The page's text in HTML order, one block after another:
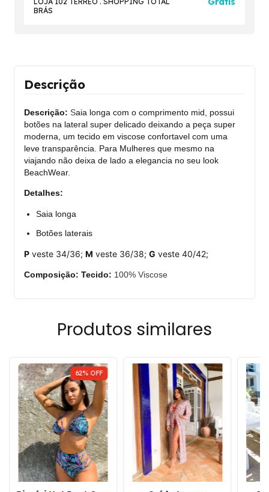
BRÁS
Descrição
Descrição: Saia longa com o comprimento mid, possui
botões na lateral super delicado deixando a peça super
moderna, um tecido em viscose confortavel com uma
leve transparência. Para Mulheres que mesmo na
viajando não deixa de lado a elegancia no seu look
BeachWear.
Detalhes:
Saia longa
Botões laterais
P veste 34/36; M veste 36/38; G veste 40/42;
Composição: Tecido: 100% Viscose
Produtos similares
62% OFF